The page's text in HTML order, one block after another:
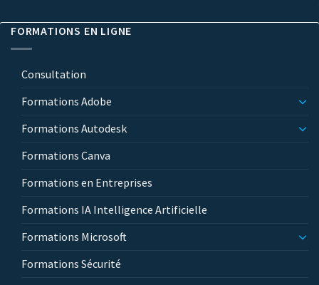
FORMATIONS EN LIGNE
Consultation
Formations Adobe
Formations Autodesk
Formations Canva
Formations en Entreprises
Formations IA Intelligence Artificielle
Formations Microsoft
Formations Sécurité